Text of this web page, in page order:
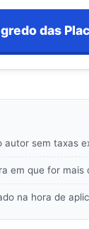
das
sem taxas
em que for mais
na hora de